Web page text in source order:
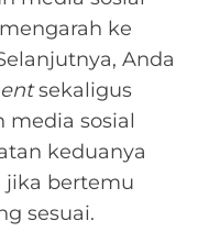
ke
Anda
sekaligus
media sosial
keduanya
jika bertemu
sesuai.